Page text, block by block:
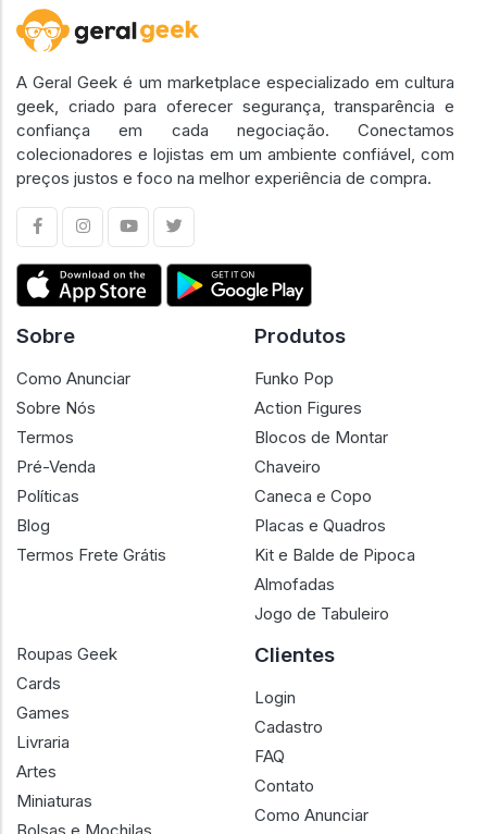
A Geral Geek é um marketplace especializado em cultura
geek, criado para oferecer segurança, transparência e
confiança em cada negociação. Conectamos
colecionadores e lojistas em um ambiente confiável, com
preços justos e foco na melhor experiência de compra.
Sobre
Como Anunciar
Sobre Nós
Termos
Pré-Venda
Políticas
Blog
Termos Frete Grátis
Produtos
Funko Pop
Action Figures
Blocos de Montar
Chaveiro
Caneca e Copo
Placas e Quadros
Kit e Balde de Pipoca
Almofadas
Jogo de Tabuleiro
Roupas Geek
Cards
Games
Livraria
Artes
Miniaturas
Clientes
Login
Cadastro
FAQ
Contato
Como Anunciar